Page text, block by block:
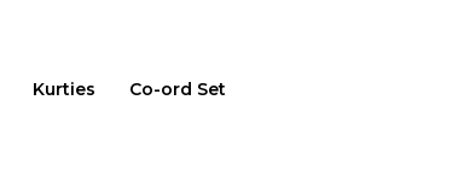
Kurties Co-ord Set